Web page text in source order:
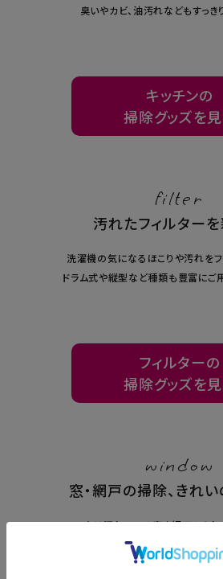
臭いやカビ、油汚れなどもすっき
キッチンの
掃除グッズを
filter
汚れたフィルターを
洗濯機の気になるほこりや汚れをフ
ドラム式や縦型など種類も豊富にご
フィルターの
掃除グッズを
window
窓・網戸の掃除、きれ
実は汚れている窓や網戸もきれ
すき間汚れなど掃除しにくい場所もこれが